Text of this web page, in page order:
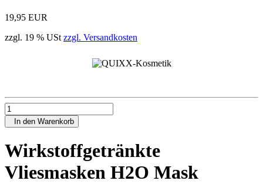
19,95 EUR
zzgl. 19 % USt zzgl. Versandkosten
In den Warenkorb
Wirkstoffgetränkte
Vliesmasken H2O Mask